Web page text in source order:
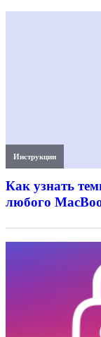
Инструкции
Как узнать
любого